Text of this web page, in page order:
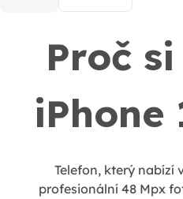
Proč
iPhone
Telefon, který nabízí
profesionální 48 Mpx